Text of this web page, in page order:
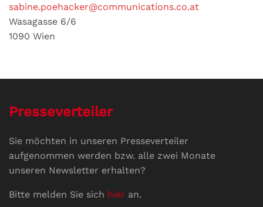
sabine.poehacker@communications.co.at
Wasagasse 6/6
1090 Wien
Presseverteiler
Sie möchten in unseren Presseverteiler
aufgenommen werden bzw. alle zwei Monate
unseren Newsletter erhalten?
Bitte melden Sie sich hier an.